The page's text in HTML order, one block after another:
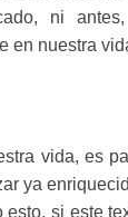
ni
en nuestra
vida, es
ya
si este